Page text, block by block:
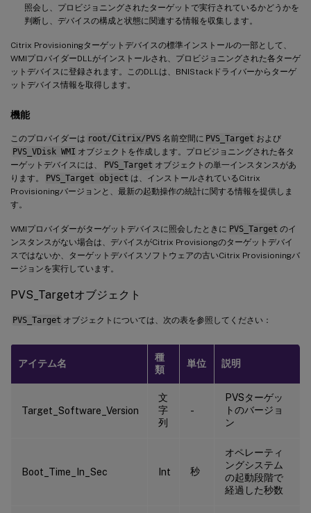
照会し、プロビジョニングされたターゲットで実行されているかどうかを
判断し、デバイスの構成と状態に関連する情報を収集します。
Citrix Provisioningターゲットデバイスの標準インストールの一部として、
WMIプロバイダーDLLがインストールされ、プロビジョニングされた各ターゲ
ットデバイスに登録されます。このDLLは、BNIStackドライバーからターゲ
ットデバイス情報を取得します。
機能
このプロバイダーは root/Citrix/PVS 名前空間に PVS_Target および
PVS_VDisk WMI オブジェクトを作成します。プロビジョニングされた各タ
ーゲットデバイスには、
PVS_Target オブジェクトの単一インスタンスがあ
ります。
PVS_Target object は、インストールされているCitrix
Provisioningバージョンと、最新の起動操作の統計に関する情報を提供しま
す。
WMIプロバイダーがターゲットデバイスに照会したときに PVS_Target のイ
ンスタンスがない場合は、デバイスがCitrix Provisiongのターゲットデバイ
スではないか、ターゲットデバイスソフトウェアの古いCitrix Provisioningバ
ージョンを実行しています。
PVS_Targetオブジェクト
PVS_Target オブジェクトについては、次の表を参照してください：
アイテム名
種
類
単位 説明
Target_Software_Version
文
字
列
-
PVSターゲッ
トのバージョ
ン
Boot_Time_In_Sec Int 秒
オペレーティ
ングシステム
の起動段階で
経過した秒数